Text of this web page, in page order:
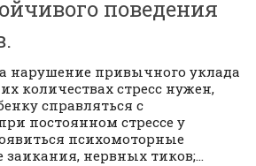
поведения
нарушение привычного уклада
количествах стресс нужен,
справляться с
постоянном стрессе у
психомоторные
нервных тиков;...